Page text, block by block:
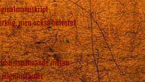
men också helvetet
möten
pilgrimsfärder